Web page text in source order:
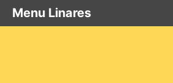
Menu Linares